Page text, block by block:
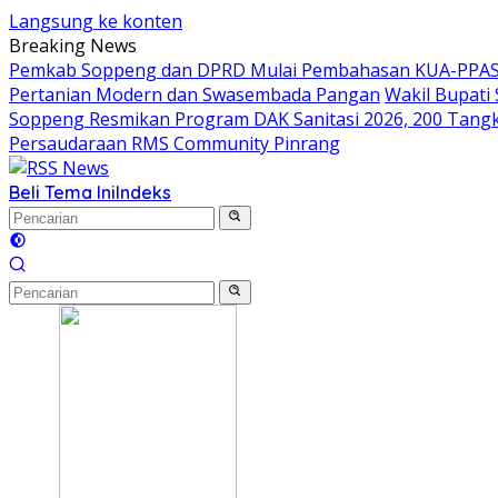
Langsung ke konten
Breaking News
Pemkab Soppeng dan DPRD Mulai Pembahasan KUA-
Pertanian Modern dan Swasembada Pangan Wakil Bupati
Soppeng Resmikan Program DAK Sanitasi 2026, 200
Persaudaraan RMS Community Pinrang
Beli Tema IniIndeks